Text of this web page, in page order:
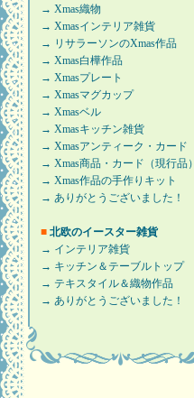
→ Xmas織物
→ Xmasインテリア雑貨
→ リサラーソンのXmas作品
→ Xmas白樺作品
→ Xmasプレート
→ Xmasマグカップ
→ Xmasベル
→ Xmasキッチン雑貨
→ Xmasアンティーク・カード
→ Xmas商品・カード（現行品）
→ Xmas作品の手作りキット
→ ありがとうございました！
■ 北欧のイースター雑貨
→ インテリア雑貨
→ キッチン＆テーブルトップ
→ テキスタイル＆織物作品
→ ありがとうございました！